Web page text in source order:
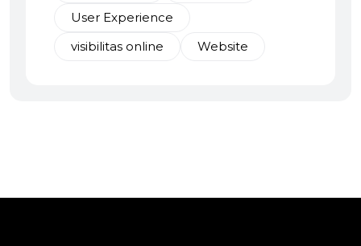
User Experience
visibilitas online
Website